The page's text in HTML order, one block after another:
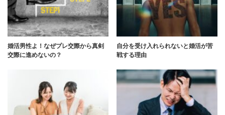
婚活男性よ！なぜプレ交際から真剣
交際に進めないの？
自分を受け入れられないと婚活が苦
戦する理由